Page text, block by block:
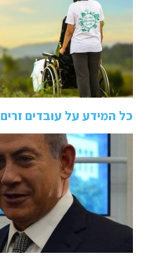
כל המידע על עובדים זרים